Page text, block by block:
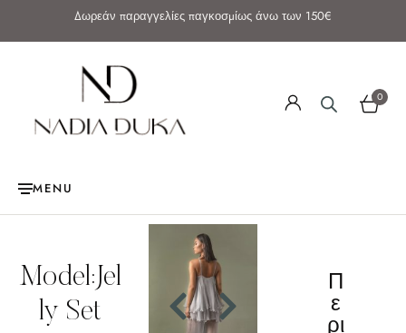
Δωρεάν παραγγελίες παγκοσμίως άνω των 150€
0
MENU
Model:Jel
ly Set
Π
ε
ρι